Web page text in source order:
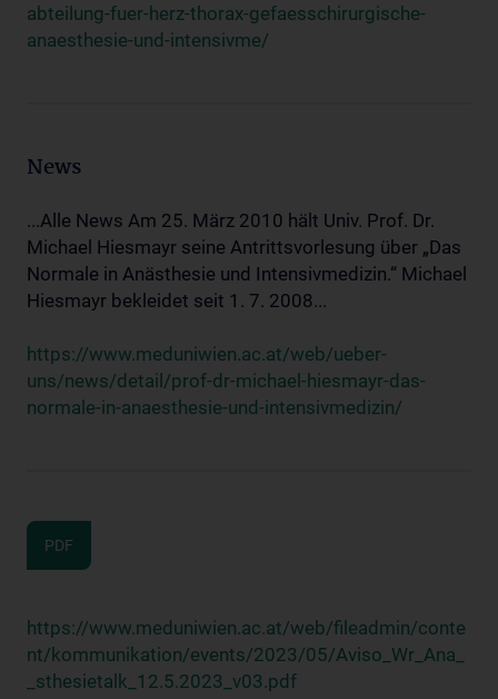
abteilung-fuer-herz-thorax-gefaesschirurgische-
anaesthesie-und-intensivme/
News
...Alle News Am 25. März 2010 hält Univ. Prof. Dr.
Michael Hiesmayr seine Antrittsvorlesung über „Das
Normale in Anästhesie und Intensivmedizin.“ Michael
Hiesmayr bekleidet seit 1. 7. 2008...
https://www.meduniwien.ac.at/web/ueber-
uns/news/detail/prof-dr-michael-hiesmayr-das-
normale-in-anaesthesie-und-intensivmedizin/
PDF
https://www.meduniwien.ac.at/web/fileadmin/conte
nt/kommunikation/events/2023/05/Aviso_Wr_Ana_
_sthesietalk_12.5.2023_v03.pdf